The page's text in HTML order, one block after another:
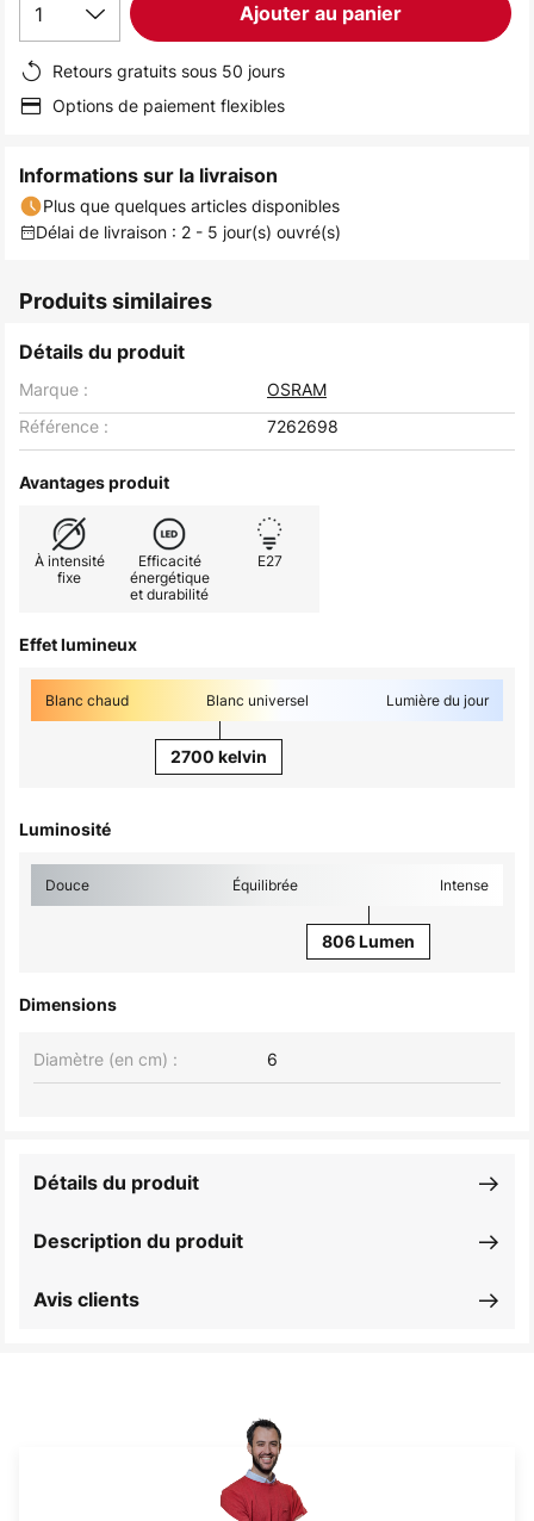
1 Ajouter au panier
Retours gratuits sous 50 jours
Options de paiement flexibles
Informations sur la livraison
Plus que quelques articles disponibles
Délai de livraison : 2 - 5 jour(s) ouvré(s)
Produits similaires
Détails du produit
Marque :
OSRAM
Référence :
7262698
Avantages produit
À intensité
fixe
Efficacité
énergétique
et durabilité
E27
Effet lumineux
Blanc chaud Blanc universel Lumière du jour
2700 kelvin
Luminosité
Douce Équilibrée Intense
806 Lumen
Dimensions
Diamètre (en cm) : 6
Description du produit
Détails du produit
Avis clients